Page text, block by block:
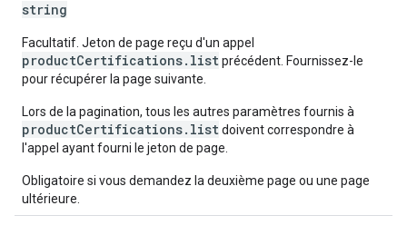
string
Facultatif. Jeton de page reçu d'un appel
productCertifications.listprécédent. Fournissez-le
pour récupérer la page suivante.
Lors de la pagination, tous les autres paramètres fournis à
productCertifications.listdoivent correspondre à
l'appel ayant fourni le jeton de page.
Obligatoire si vous demandez la deuxième page ou une page
ultérieure.